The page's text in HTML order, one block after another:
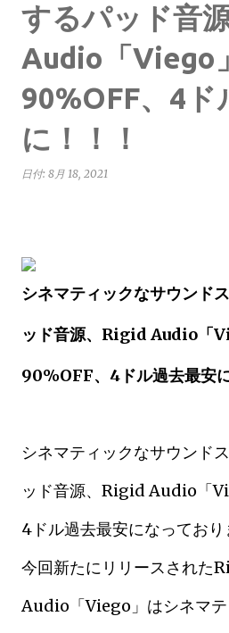
するパッド音
Audio「Viego
90%OFF、4ド
に！！！
日付: 8月 18, 2021
シネマティックなサウンド
ッド音源、Rigid Audio「
90%OFF、4ドル過去最安
シネマティックなサウンド
ッド音源、Rigid Audio「
4ドル過去最安になっており
今回新たにリリースされた
Audio「Viego」はシネマ